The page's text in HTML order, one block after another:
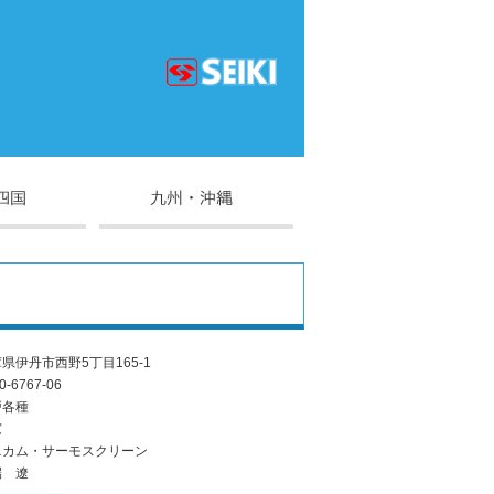
伊丹市西野5丁目165-1
6767-06
種
ム・サーモスクリーン
遼